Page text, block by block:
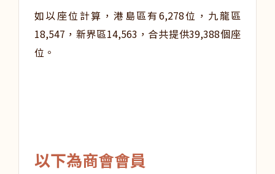
如以座位計算，港島區有6,278位，九龍區
18,547，新界區14,563，合共提供39,388個座
位。
以下為商會會員